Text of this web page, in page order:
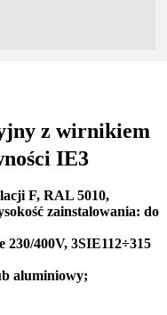
z wirnikiem
IE3
F, RAL 5010,
zainstalowania: do
3SIE112÷315